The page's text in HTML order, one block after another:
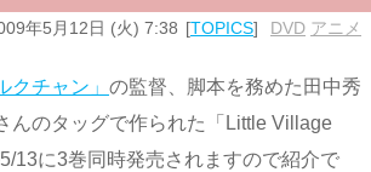
年5月12日 (火) 7:38 TOPICS DVD アニメ
クチャン」 の監督、脚本を務めた田中秀
んのタッグで作られた「Little Village
13に3巻同時発売されますので紹介で